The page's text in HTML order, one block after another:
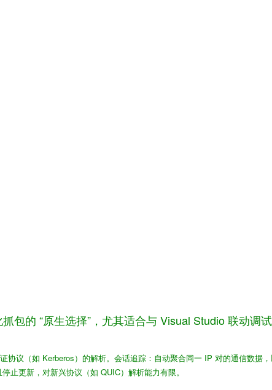
的 “原生选择”，尤其适合与 Visual Studio 联动调试
协议（如 Kerberos）的解析。会话追踪 ：自动聚合同一 IP 对的通信数据
止更新，对新兴协议（如 QUIC）解析能力有限。